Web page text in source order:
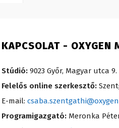
KAPCSOLAT - OXYGEN
Stúdió: 9023 Győr, Magyar utca 9.
Felelős online szerkesztő:
E-mail:
Programigazgató: Meronka